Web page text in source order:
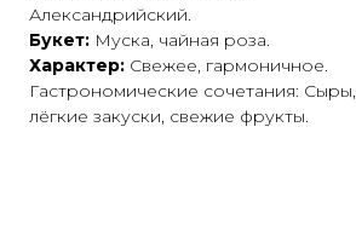
Александрийский.
Букет: Муска, чайная роза.
Характер: Свежее, гармоничное.
Гастрономические сочетания: Сыры,
лёгкие закуски, свежие фрукты.